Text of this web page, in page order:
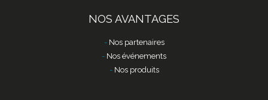
NOS AVANTAGES
Nos partenaires
Nos événements
Nos produits